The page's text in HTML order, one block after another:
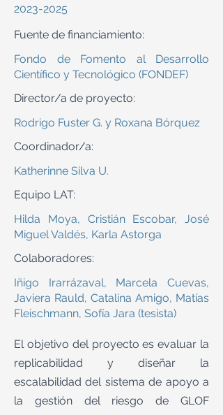
2023-2025
Fuente de financiamiento:
Fondo de Fomento al Desarrollo
Científico y Tecnológico (FONDEF)
Director/a de proyecto:
Rodrigo Fuster G. y Roxana Bórquez
Coordinador/a:
Katherinne Silva U.
Equipo LAT:
Hilda Moya, Cristián Escobar, José
Miguel Valdés, Karla Astorga
Colaboradores:
Iñigo Irarrázaval, Marcela Cuevas,
Javiera Rauld, Catalina Amigo, Matías
Fleischmann, Sofía Jara (tesista)
El objetivo del proyecto es evaluar la
replicabilidad y diseñar la
escalabilidad del sistema de apoyo a
la gestión del riesgo de GLOF